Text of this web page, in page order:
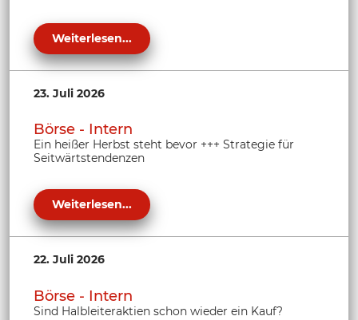
Weiterlesen...
23. Juli 2026
Börse - Intern
Ein heißer Herbst steht bevor +++ Strategie für
Seitwärtstendenzen
Weiterlesen...
22. Juli 2026
Börse - Intern
Sind Halbleiteraktien schon wieder ein Kauf?